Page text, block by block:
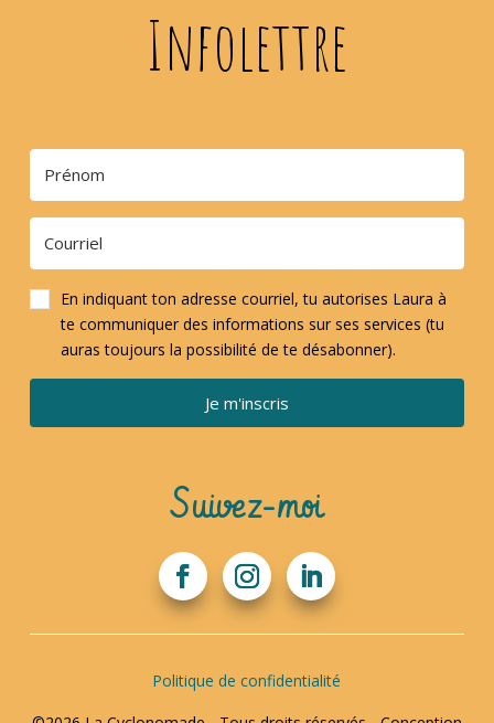
Infolettre
En indiquant ton adresse courriel, tu autorises Laura à
te communiquer des informations sur ses services (tu
auras toujours la possibilité de te désabonner).
Je m'inscris
Suivez-moi
Politique de confidentialité